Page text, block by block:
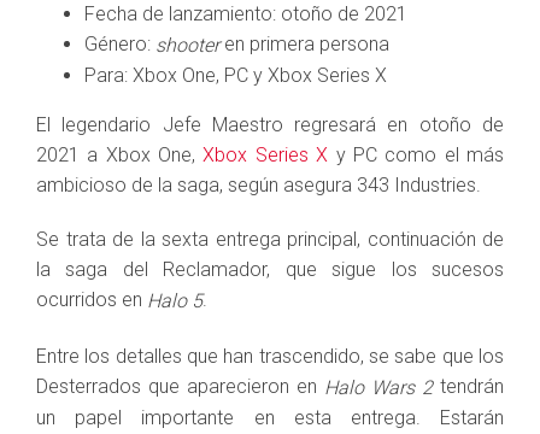
Fecha de lanzamiento: otoño de 2021
Género: shooteren primera persona
Para: Xbox One, PC y Xbox Series X
El legendario Jefe Maestro regresará en otoño de
2021 a Xbox One,Xbox Series X y PC como el más
ambicioso de la saga, según asegura 343 Industries.
Se trata de la sexta entrega principal, continuación de
la saga del Reclamador, que sigue los sucesos
ocurridos en Halo 5.
Entre los detalles que han trascendido, se sabe que los
Desterrados que aparecieron en Halo Wars 2tendrán
un papel importante en esta entrega. Estarán